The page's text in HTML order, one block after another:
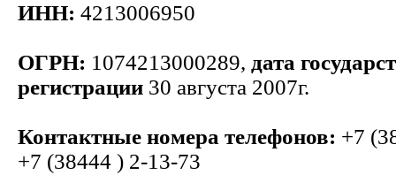
ИНН: 4213006950
ОГРН: 1074213000289, дата
регистрации 30 августа 2007г.
Контактные номера телефонов: +7
+7 (38444 ) 2-13-73